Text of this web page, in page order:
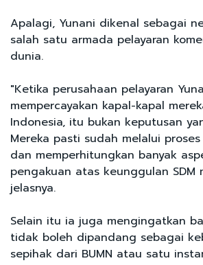
Apalagi, Yunani dikenal sebagai
salah satu armada pelayaran
dunia.
"Ketika perusahaan pelayaran
mempercayakan kapal-kapal
Indonesia, itu bukan keputusan
Mereka pasti sudah melalui
dan memperhitungkan banyak
pengakuan atas keunggulan SDM
jelasnya.
Selain itu ia juga mengingatkan
tidak boleh dipandang sebagai
sepihak dari BUMN atau satu